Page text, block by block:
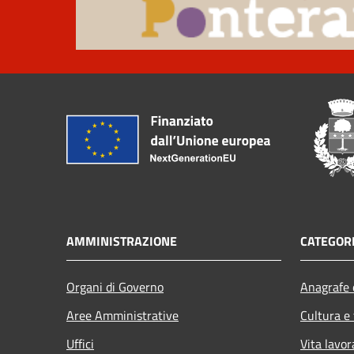
AMMINISTRAZIONE
Organi di Governo
Aree Amministrative
Uffici
Cultura
Vita